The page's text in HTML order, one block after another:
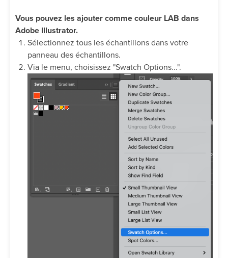
Vous pouvez les ajouter comme couleur LAB dans
Adobe Illustrator.
Sélectionnez tous les échantillons dans votre
panneau des échantillons.
Via le menu, choisissez "Swatch Options...".